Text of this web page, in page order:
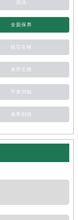
清洗
全面保养
机芯生锈
表带生锈
手表消磁
表带划痕